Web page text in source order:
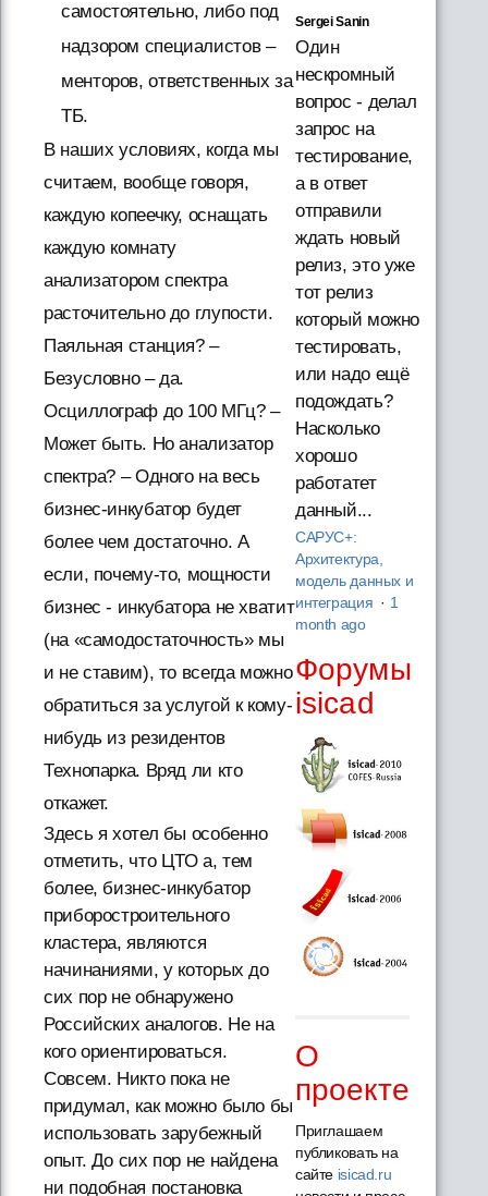
самостоятельно, либо под
надзором специалистов –
менторов, ответственных за
ТБ.
В наших условиях, когда мы
считаем, вообще говоря,
каждую копеечку, оснащать
каждую комнату
анализатором спектра
расточительно до глупости.
Паяльная станция? –
Безусловно – да.
Осциллограф до 100 МГц? –
Может быть. Но анализатор
спектра? – Одного на весь
бизнес-инкубатор будет
более чем достаточно. А
если, почему-то, мощности
бизнес - инкубатора не хватит
(на «самодостаточность» мы
и не ставим), то всегда можно
обратиться за услугой к кому-
нибудь из резидентов
Технопарка. Вряд ли кто
откажет.
Здесь я хотел бы особенно
отметить, что ЦТО а, тем
более, бизнес-инкубатор
приборостроительного
кластера, являются
начинаниями, у которых до
сих пор не обнаружено
Российских аналогов. Не на
кого ориентироваться.
Совсем. Никто пока не
придумал, как можно было бы
использовать зарубежный
опыт. До сих пор не найдена
ни подобная постановка
Sergei Sanin
Один
нескромный
вопрос - делал
запрос на
тестирование,
а в ответ
отправили
ждать новый
релиз, это уже
тот релиз
который можно
тестировать,
или надо ещё
подождать?
Насколько
хорошо
работатет
данный...
САРУС+:
Архитектура,
модель данных и
интеграция · 1
month ago
Форумы
isicad
О
проекте
Приглашаем
публиковать на
сайте isicad.ru